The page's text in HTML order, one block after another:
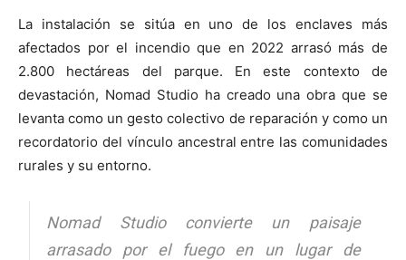
La instalación se sitúa en uno de los enclaves más
afectados por el incendio que en 2022 arrasó más de
2.800 hectáreas del parque. En este contexto de
devastación, Nomad Studio ha creado una obra que se
levanta como un gesto colectivo de reparación y como un
recordatorio del vínculo ancestral entre las comunidades
rurales y su entorno.
Nomad Studio convierte un paisaje
arrasado por el fuego en un lugar de